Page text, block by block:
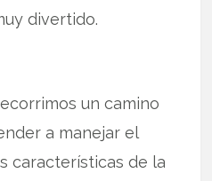
divertido.
un camino
a manejar el
características de la